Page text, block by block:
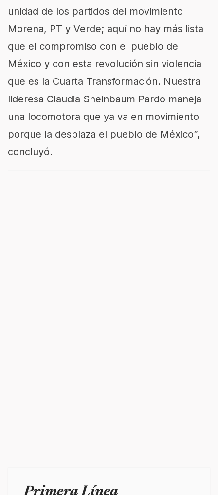
unidad de los partidos del movimiento
Morena, PT y Verde; aquí no hay más lista
que el compromiso con el pueblo de
México y con esta revolución sin violencia
que es la Cuarta Transformación. Nuestra
lideresa Claudia Sheinbaum Pardo maneja
una locomotora que ya va en movimiento
porque la desplaza el pueblo de México”,
concluyó.
Primera Línea